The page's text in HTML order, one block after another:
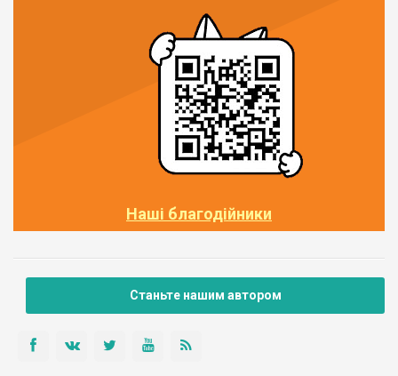
Наші благодійники
Станьте нашим автором